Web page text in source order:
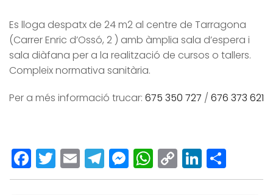
Es lloga despatx de 24 m2 al centre de Tarragona
(Carrer Enric d’Ossó, 2 ) amb àmplia sala d’espera i
sala diàfana per a la realització de cursos o tallers.
Compleix normativa sanitària.
Per a més informació trucar: 675 350 727 / 676 373 621
Facebook
Twitter
EmailTelegram
Messenger
WhatsApp
Copy
Link